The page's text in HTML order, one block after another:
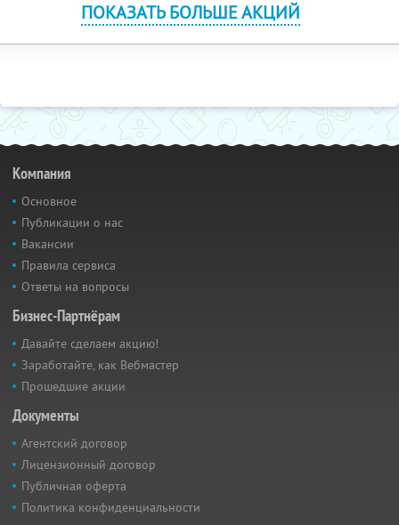
ПОКАЗАТЬ БОЛЬШЕ АКЦИЙ
Компания
Основное
Публикации о нас
Вакансии
Правила сервиса
Ответы на вопросы
Бизнес-Партнёрам
Давайте сделаем акцию!
Заработайте, как Вебмастер
Прошедшие акции
Документы
Агентский договор
Лицензионный договор
Публичная оферта
Политика конфиденциальности